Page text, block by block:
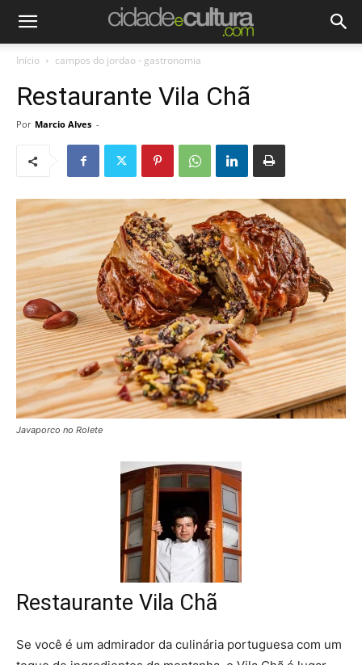
Início campos do jordao - gastronomia
Restaurante Vila Chã
Por Marcio Alves -
Javaporco no Rolete
Restaurante Vila Chã
Se você é um admirador da culinária portuguesa com um